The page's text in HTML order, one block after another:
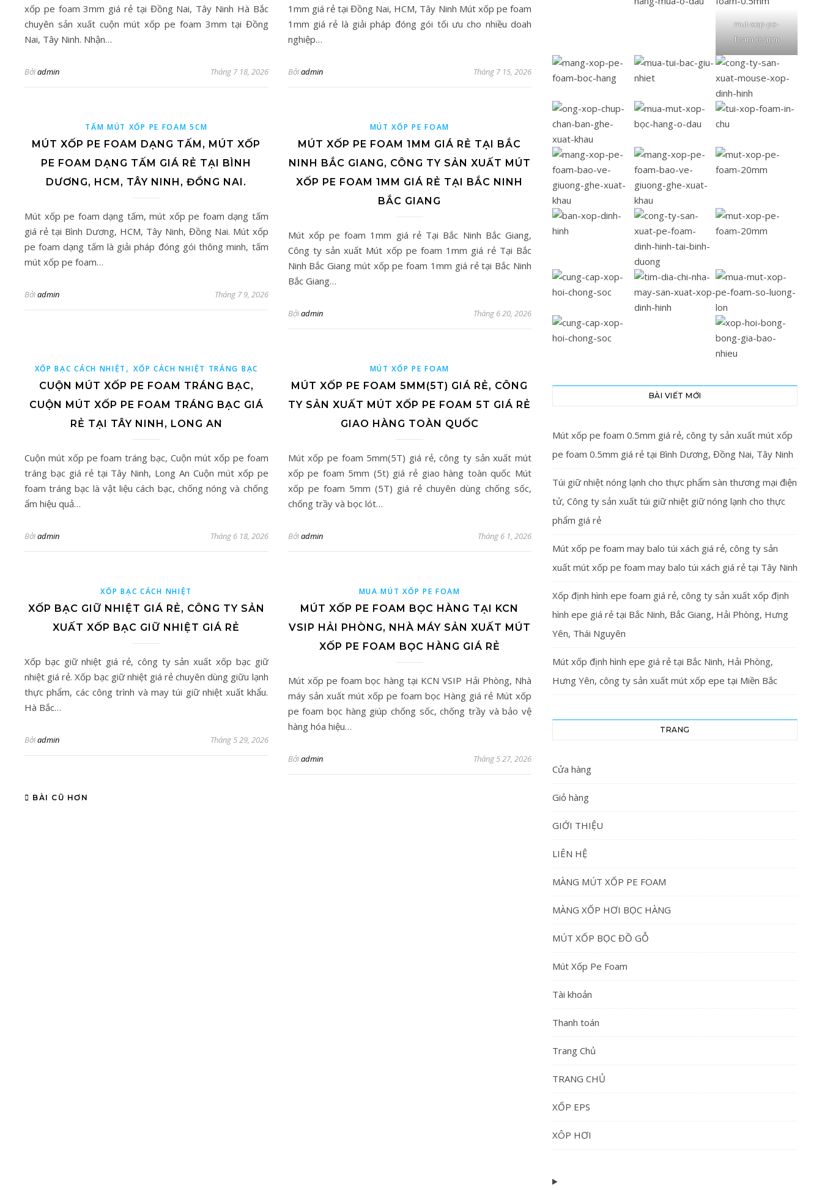
xốp pe foam 3mm giá rẻ tại Đồng Nai, Tây Ninh Hà Bắc
chuyên sản xuất cuộn mút xốp pe foam 3mm tại Đồng
Nai, Tây Ninh. Nhận…
Bởiadmin Tháng 7 18, 2026
1mm giá rẻ tại Đồng Nai, HCM, Tây Ninh Mút xốp pe foam
1mm giá rẻ là giải pháp đóng gói tối ưu cho nhiều doah
nghiệp…
Bởiadmin Tháng 7 15, 2026
TẤM MÚT XỐP PE FOAM 5CM
MÚT XỐP PE FOAM DẠNG TẤM, MÚT XỐP
PE FOAM DẠNG TẤM GIÁ RẺ TẠI BÌNH
DƯƠNG, HCM, TÂY NINH, ĐỒNG NAI.
Mút xốp pe foam dạng tấm, mút xốp pe foam dạng tấm
giá rẻ tại Bình Dương, HCM, Tây Ninh, Đồng Nai. Mút xốp
pe foam dạng tấm là giải pháp đóng gói thông minh, tấm
mút xốp pe foam…
Bởiadmin Tháng 7 9, 2026
MÚT XỐP PE FOAM
MÚT XỐP PE FOAM 1MM GIÁ RẺ TẠI BẮC
NINH BẮC GIANG, CÔNG TY SẢN XUẤT MÚT
XỐP PE FOAM 1MM GIÁ RẺ TẠI BẮC NINH
BẮC GIANG
Mút xốp pe foam 1mm giá rẻ Tại Bắc Ninh Bắc Giang,
Công ty sản xuất Mút xốp pe foam 1mm giá rẻ Tại Bắc
Ninh Bắc Giang mút xốp pe foam 1mm giá rẻ tại Bắc Ninh
Bắc Giang…
Bởiadmin Tháng 6 20, 2026
XỐP BẠC CÁCH NHIỆT ,XỐP CÁCH NHIỆT TRÁNG BẠC
CUỘN MÚT XỐP PE FOAM TRÁNG BẠC,
CUỘN MÚT XỐP PE FOAM TRÁNG BẠC GIÁ
RẺ TẠI TÂY NINH, LONG AN
Cuộn mút xốp pe foam tráng bạc, Cuộn mút xốp pe foam
tráng bạc giá rẻ tại Tây Ninh, Long An Cuộn mút xốp pe
foam tráng bạc là vật liệu cách bạc, chống nóng và chống
ẩm hiệu quả…
Bởiadmin Tháng 6 18, 2026
MÚT XỐP PE FOAM
MÚT XỐP PE FOAM 5MM(5T) GIÁ RẺ, CÔNG
TY SẢN XUẤT MÚT XỐP PE FOAM 5T GIÁ RẺ
GIAO HÀNG TOÀN QUỐC
Mút xốp pe foam 5mm(5T) giá rẻ, công ty sản xuất mút
xốp pe foam 5mm (5t) giá rẻ giao hàng toàn quốc Mút
xốp pe foam 5mm (5T) giá rẻ chuyên dùng chống sốc,
chống trầy và bọc lót…
Bởiadmin Tháng 6 1, 2026
XỐP BẠC CÁCH NHIỆT
XỐP BẠC GIỮ NHIỆT GIÁ RẺ, CÔNG TY SẢN
XUẤT XỐP BẠC GIỮ NHIỆT GIÁ RẺ
Xốp bạc giữ nhiệt giá rẻ, công ty sản xuất xốp bạc giữ
nhiệt giá rẻ. Xốp bạc giữ nhiệt giá rẻ chuyên dùng giữu lạnh
thực phẩm, các công trình và may túi giữ nhiệt xuất khẩu.
Hà Bắc…
Bởiadmin Tháng 5 29, 2026
MUA MÚT XỐP PE FOAM
MÚT XỐP PE FOAM BỌC HÀNG TẠI KCN
VSIP HẢI PHÒNG, NHÀ MÁY SẢN XUẤT MÚT
XỐP PE FOAM BỌC HÀNG GIÁ RẺ
Mút xốp pe foam bọc hàng tại KCN VSIP Hải Phòng, Nhà
máy sản xuất mút xốp pe foam bọc Hàng giá rẻ Mút xốp
pe foam bọc hàng giúp chống sốc, chống trầy và bảo vệ
hàng hóa hiệu…
Bởiadmin Tháng 5 27, 2026
BÀI CŨ HƠN
mut-xop-pe-
foam-0.5mm
BÀI VIẾT MỚI
Mút xốp pe foam 0.5mm giá rẻ, công ty sản xuất mút xốp
pe foam 0.5mm giá rẻ tại Bình Dương, Đồng Nai, Tây Ninh
Túi giữ nhiệt nóng lạnh cho thực phẩm sàn thương mại điện
tử, Công ty sản xuất túi giữ nhiệt giữ nóng lạnh cho thực
phẩm giá rẻ
Mút xốp pe foam may balo túi xách giá rẻ, công ty sản
xuất mút xốp pe foam may balo túi xách giá rẻ tại Tây Ninh
Xốp định hình epe foam giá rẻ, công ty sản xuất xốp định
hình epe giá rẻ tại Bắc Ninh, Bắc Giang, Hải Phòng, Hưng
Yên, Thái Nguyên
Mút xốp định hình epe giá rẻ tại Bắc Ninh, Hải Phòng,
Hưng Yên, công ty sản xuất mút xốp epe tại Miền Bắc
TRANG
Cửa hàng
Giỏ hàng
GIỚI THIỆU
LIÊN HỆ
MÀNG MÚT XỐP PE FOAM
MÀNG XỐP HƠI BỌC HÀNG
MÚT XỐP BỌC ĐỒ GỖ
Mút Xốp Pe Foam
Tài khoản
Thanh toán
Trang Chủ
TRANG CHỦ
XỐP EPS
XÔP HƠI